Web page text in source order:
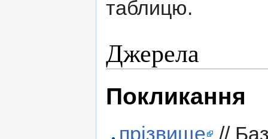
таблицю.
Джерела
Покликання
прізвище
//